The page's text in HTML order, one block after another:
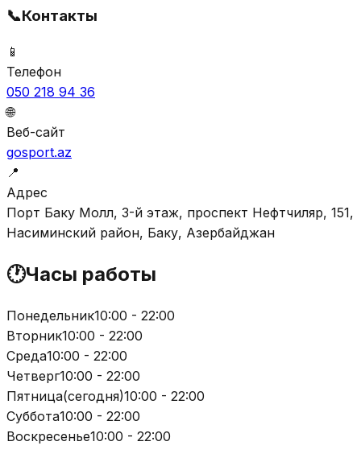
📞Контакты
📱
Телефон
050 218 94 36
🌐
Веб-сайт
gosport.az
📍
Адрес
Порт Баку Молл, 3-й этаж, проспект Нефтчиляр, 151,
Насиминский район, Баку, Азербайджан
🕐Часы работы
Понедельник10:00 - 22:00
Вторник10:00 - 22:00
Среда10:00 - 22:00
Четверг10:00 - 22:00
Пятница(сегодня)10:00 - 22:00
Суббота10:00 - 22:00
Воскресенье10:00 - 22:00